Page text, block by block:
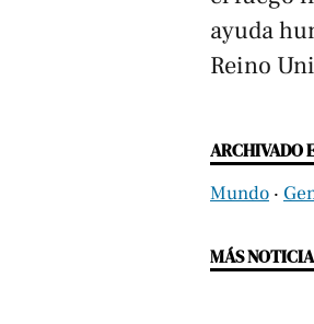
ayuda
Reino
ARCHIVADO
Mundo ‧
MÁS